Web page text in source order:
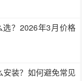
？2026年3月价格
装？如何避免常见